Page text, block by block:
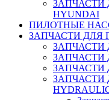
ЗАПЧАСТИ
HYUNDAI
ПИЛОТНЫЕ
ЗАПЧАСТИ ДЛЯ
ЗАПЧАСТИ
ЗАПЧАСТИ
ЗАПЧАСТИ
ЗАПЧАСТИ